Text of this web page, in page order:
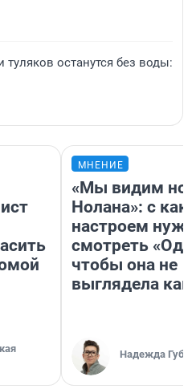
туляков останутся без воды:
МНЕНИЕ
«Мы видим
Нолана»: с
настроем
смотреть
чтобы она не
выглядела как
Надежда